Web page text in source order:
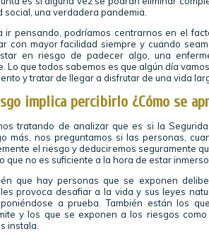
social, una verdadera pandemia.
ir pensando, podríamos centrarnos en el
con mayor facilidad siempre y cuando
en riesgo de padecer algo, una
Lo que todos sabemos es que algún día
y tratar de llegar a disfrutar de una vida
implica percibirlo ¿Cómo se
tratando de analizar que es si la
más, nos preguntamos si las personas,
el riesgo y deduciremos seguramente
que no es suficiente a la hora de estar
que hay personas que se exponen
provoca desafiar a la vida y sus leyes
a prueba. También están los
y los que se exponen a los riesgos
instala.